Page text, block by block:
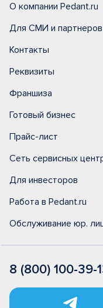
О компании Pedant.ru
Для СМИ и партнеров
Контакты
Реквизиты
Франшиза
Готовый бизнес
Прайс-лист
Сеть сервисных
Для инвесторов
Работа в Pedant.ru
Обслуживание юр.
8 (800) 100-39-